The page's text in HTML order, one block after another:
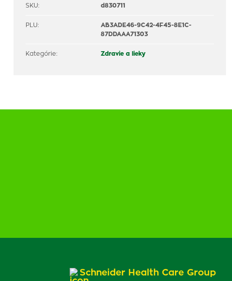
SKU: d830711
PLU:
AB3ADE46-9C42-4F45-8E1C-
87DDAAA71303
Kategórie: Zdravie a lieky
Schneider Health Care Group